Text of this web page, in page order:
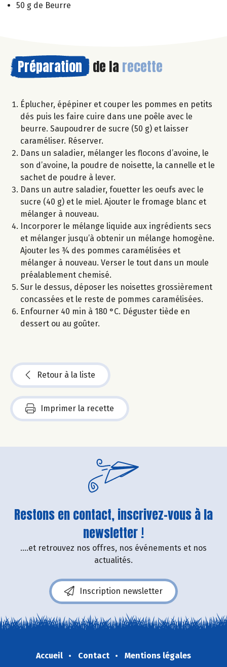
50 g de Beurre
Préparation de la recette
Éplucher, épépiner et couper les pommes en petits
dés puis les faire cuire dans une poêle avec le
beurre. Saupoudrer de sucre (50 g) et laisser
caraméliser. Réserver.
Dans un saladier, mélanger les flocons d’avoine, le
son d’avoine, la poudre de noisette, la cannelle et le
sachet de poudre à lever.
Dans un autre saladier, fouetter les oeufs avec le
sucre (40 g) et le miel. Ajouter le fromage blanc et
mélanger à nouveau.
Incorporer le mélange liquide aux ingrédients secs
et mélanger jusqu’à obtenir un mélange homogène.
Ajouter les ¾ des pommes caramélisées et
mélanger à nouveau. Verser le tout dans un moule
préalablement chemisé.
Sur le dessus, déposer les noisettes grossièrement
concassées et le reste de pommes caramélisées.
Enfourner 40 min à 180 °C. Déguster tiède en
dessert ou au goûter.
Retour à la liste
Imprimer la recette
Restons en contact, inscrivez-vous à la
newsletter !
....et retrouvez nos offres, nos événements et nos
actualités.
Inscription newsletter
Accueil Contact
Mentions légales